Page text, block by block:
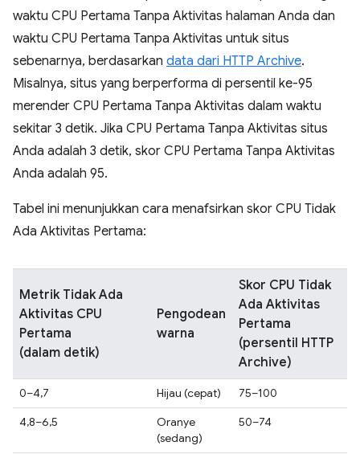
waktu CPU Pertama Tanpa Aktivitas halaman Anda dan
waktu CPU Pertama Tanpa Aktivitas untuk situs
sebenarnya, berdasarkan data dari HTTP Archive.
Misalnya, situs yang berperforma di persentil ke-95
merender CPU Pertama Tanpa Aktivitas dalam waktu
sekitar 3 detik. Jika CPU Pertama Tanpa Aktivitas situs
Anda adalah 3 detik, skor CPU Pertama Tanpa Aktivitas
Anda adalah 95.
Tabel ini menunjukkan cara menafsirkan skor CPU Tidak
Ada Aktivitas Pertama:
Metrik Tidak Ada
Aktivitas CPU
Pertama
(dalam detik)
Pengodean
warna
Skor CPU Tidak
Ada Aktivitas
Pertama
(persentil HTTP
Archive)
0–4,7 Hijau (cepat)
75–100
4,8–6,5
Oranye
(sedang)
50–74